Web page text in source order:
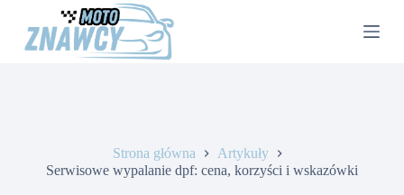
Strona główna
Artykuły
Serwisowe wypalanie dpf: cena, korzyści i wskazówki